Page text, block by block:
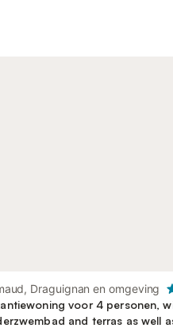
Draguignan en omgeving
voor 4 personen,
and terras as well